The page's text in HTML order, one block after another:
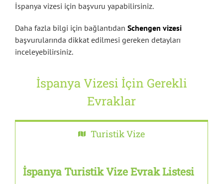
İspanya vizesi için başvuru yapabilirsiniz.
Daha fazla bilgi için bağlantıdan Schengen vizesi
başvurularında dikkat edilmesi gereken detayları
inceleyebilirsiniz.
İspanya Vizesi İçin Gerekli
Evraklar
Turistik Vize
İspanya Turistik Vize Evrak Listesi